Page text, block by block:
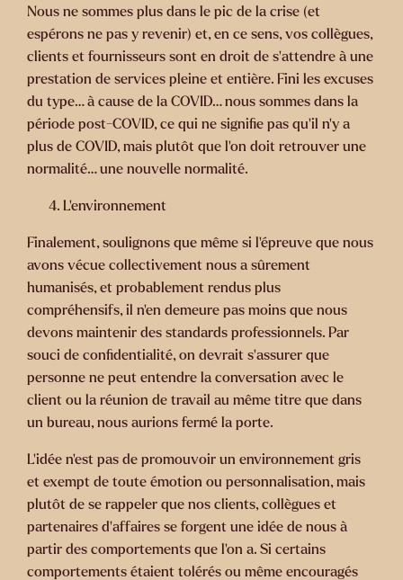
Nous ne sommes plus dans le pic de la crise (et
espérons ne pas y revenir) et, en ce sens, vos collègues,
clients et fournisseurs sont en droit de s’attendre à une
prestation de services pleine et entière. Fini les excuses
du type… à cause de la COVID… nous sommes dans la
période post-COVID, ce qui ne signifie pas qu’il n’y a
plus de COVID, mais plutôt que l’on doit retrouver une
normalité… une nouvelle normalité.
L’environnement
Finalement, soulignons que même si l’épreuve que nous
avons vécue collectivement nous a sûrement
humanisés, et probablement rendus plus
compréhensifs, il n’en demeure pas moins que nous
devons maintenir des standards professionnels. Par
souci de confidentialité, on devrait s’assurer que
personne ne peut entendre la conversation avec le
client ou la réunion de travail au même titre que dans
un bureau, nous aurions fermé la porte.
L’idée n’est pas de promouvoir un environnement gris
et exempt de toute émotion ou personnalisation, mais
plutôt de se rappeler que nos clients, collègues et
partenaires d’affaires se forgent une idée de nous à
partir des comportements que l’on a. Si certains
comportements étaient tolérés ou même encouragés